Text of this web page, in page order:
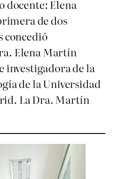
docente: Elena
de dos
concedió
Elena Martín
investigadora de la
de la Universidad
La Dra. Martín